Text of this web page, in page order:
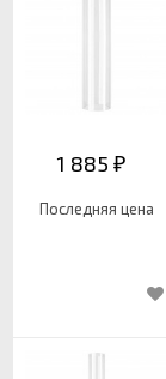
1 885 ₽
Последняя цена